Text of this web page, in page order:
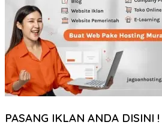
PASANG IKLAN ANDA DISINI !